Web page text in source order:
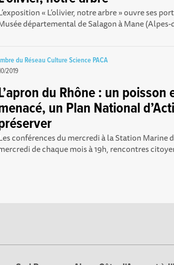
« L’olivier, notre arbre » ouvre ses
départemental de Salagon à Mane
du Réseau Culture Science PACA
2019
du Rhône : un poisson
un Plan National
conférences du mercredi à la Station Marine
de chaque mois à 19h, rencontres